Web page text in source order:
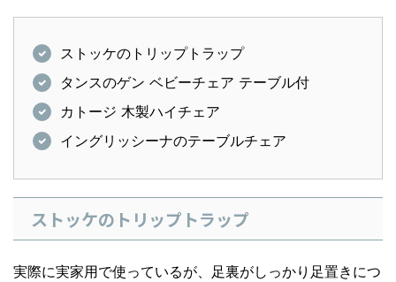
ストッケのトリップトラップ
タンスのゲン ベビーチェア テーブル付
カトージ 木製ハイチェア
イングリッシーナのテーブルチェア
ストッケのトリップトラップ
実際に実家用で使っているが、足裏がしっかり足置きにつ